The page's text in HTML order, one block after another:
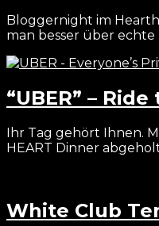
Bloggernight im
man besser über echte
“UBER” –
Ihr Tag gehört Ihnen.
HEART Dinner
White Club